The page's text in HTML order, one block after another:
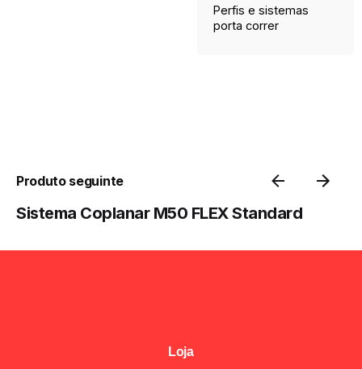
Perfis e sistemas
porta correr
Produto seguinte
Sistema Coplanar M50 FLEX Standard
Loja